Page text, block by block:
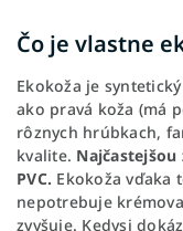
Čo je vlastne
Ekokoža je
ako pravá koža (má
rôznych hrúbkach,
kvalite.
PVC. Ekokoža vďaka
nepotrebuje
zvyšuje. Kedysi